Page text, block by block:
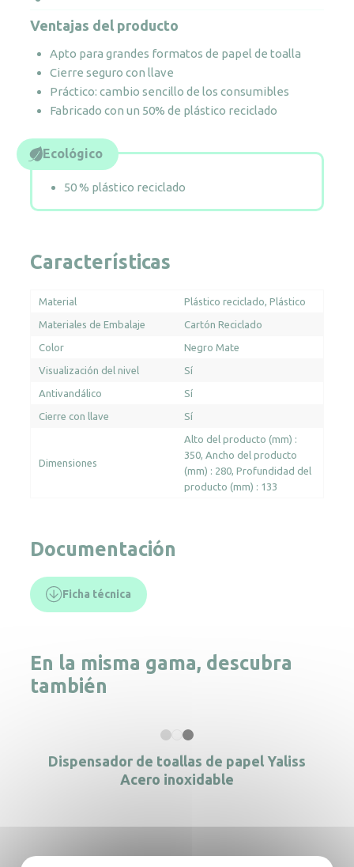
Ventajas del producto
Apto para grandes formatos de papel de toalla
Cierre seguro con llave
Práctico: cambio sencillo de los consumibles
Fabricado con un 50% de plástico reciclado
Ecológico
50 % plástico reciclado
Características
Material Plástico reciclado Plástico
Materiales de Embalaje Cartón Reciclado
Color Negro Mate
Visualización del nivel Sí
Antivandálico Sí
Cierre con llave Sí
Dimensiones
Alto del producto (mm) :
350 Ancho del producto
(mm) : 280 Profundidad del
producto (mm) : 133
Documentación
Ficha técnica
En la misma gama, descubra
también
Dispensador de toallas de papel Yaliss
Acero inoxidable